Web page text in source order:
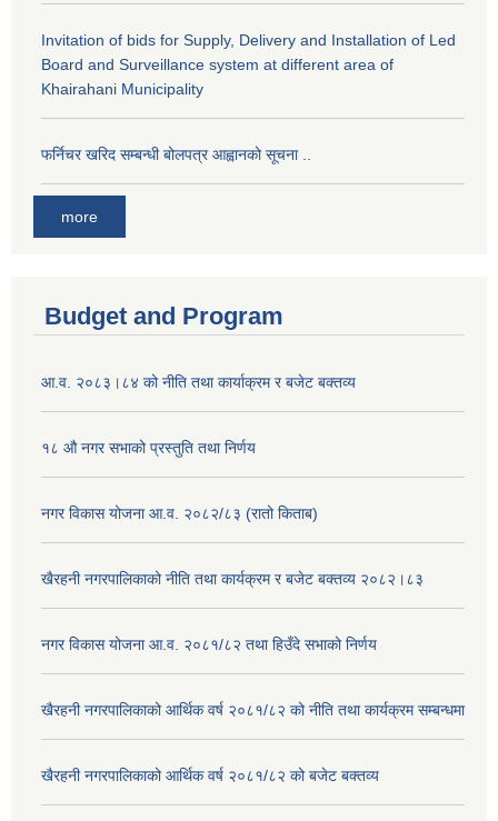
Invitation of bids for Supply, Delivery and Installation of Led
Board and Surveillance system at different area of
Khairahani Municipality
फर्निचर खरिद सम्बन्धी बोलपत्र आह्वानको सूचना ..
more
Budget and Program
आ.व. २०८३।८४ को नीति तथा कार्याक्रम र बजेट बक्तव्य
१८ औ नगर सभाको प्रस्तुति तथा निर्णय
नगर विकास योजना आ.व. २०८२/८३ (रातो किताब)
खैरहनी नगरपालिकाको नीति तथा कार्यक्रम र बजेट बक्तव्य २०८२।८३
नगर विकास योजना आ.व. २०८१/८२ तथा हिउँदे सभाको निर्णय
खैरहनी नगरपालिकाको आर्थिक वर्ष २०८१/८२ को नीति तथा कार्यक्रम सम्बन्धमा
खैरहनी नगरपालिकाको आर्थिक वर्ष २०८१/८२ को बजेट बक्तव्य